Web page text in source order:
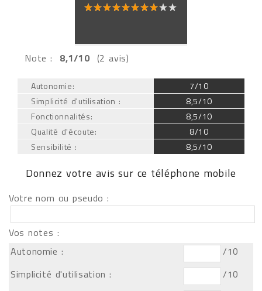
Note : 8,1/10 (2 avis)
Autonomie:
Simplicité d'utilisation :
Fonctionnalités:
Qualité d'écoute:
Sensibilité :
7/10
8,5/10
8,5/10
8/10
8,5/10
Donnez votre avis sur ce téléphone mobile
Votre nom ou pseudo :
Vos notes :
Autonomie :
/10
Simplicité d'utilisation :
/10